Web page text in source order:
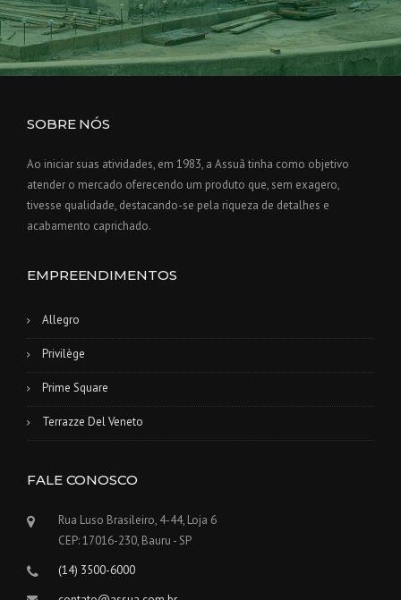
SOBRE NÓS
Ao iniciar suas atividades, em 1983, a Assuã tinha como objetivo
atender o mercado oferecendo um produto que, sem exagero,
tivesse qualidade, destacando-se pela riqueza de detalhes e
acabamento caprichado.
EMPREENDIMENTOS
Allegro
Privilège
Prime Square
Terrazze Del Veneto
FALE CONOSCO
Rua Luso Brasileiro, 4-44, Loja 6
CEP: 17016-230, Bauru - SP
(14) 3500-6000